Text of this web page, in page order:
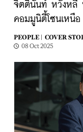
จิตตินันท์ หวั่งหลี
คอมมูนิตี้โซนเหนือ
PEOPLE |
COVER
08 Oct 2025